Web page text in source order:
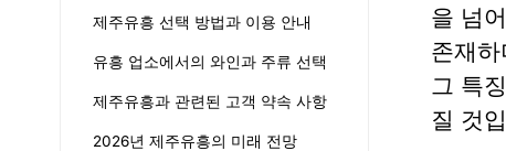
제주유흥 선택 방법과 이용 안내
유흥 업소에서의 와인과 주류 선택
제주유흥과 관련된 고객 약속 사항
2026년 제주유흥의 미래 전망
을 넘
존재
그 특
질 것